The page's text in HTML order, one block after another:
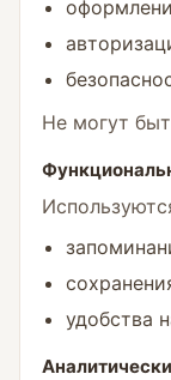
Не могут
удобства